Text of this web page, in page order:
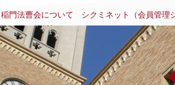
稲門法曹会について シクミネット（会員管理